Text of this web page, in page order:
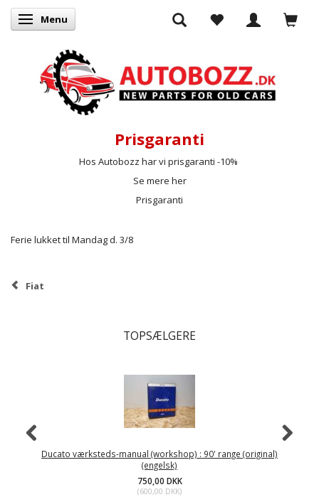
Skifte navigation
Menu
Prisgaranti
Hos Autobozz har vi prisgaranti -10%
Se mere her
Prisgaranti
Ferie lukket til Mandag d. 3/8
Fiat
TOPSÆLGERE
Ducato værksteds-manual (workshop) : 90' range (original)
(engelsk)
750,00 DKK
(600,00 DKK)